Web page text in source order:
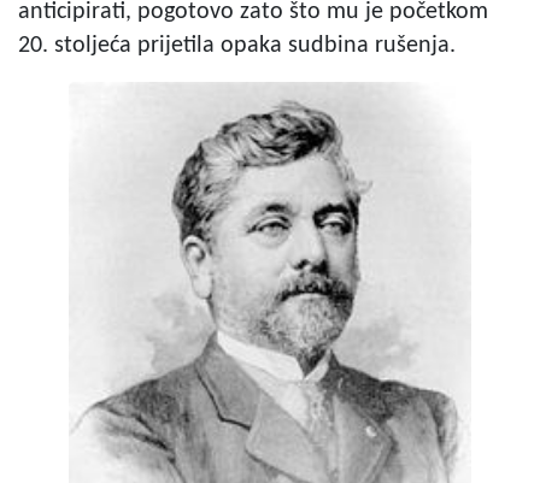
anticipirati, pogotovo zato što mu je početkom
20. stoljeća prijetila opaka sudbina rušenja.